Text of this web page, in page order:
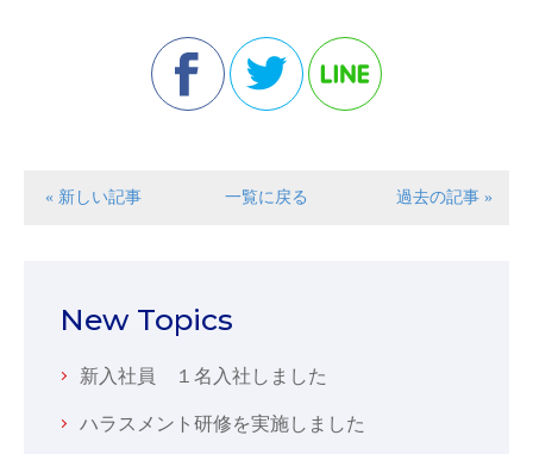
« 新しい記事 一覧に戻る 過去の記事 »
New Topics
新入社員 １名入社しました
ハラスメント研修を実施しました